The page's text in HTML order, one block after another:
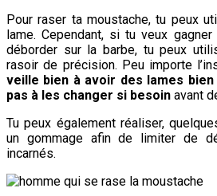
Pour raser ta moustache, tu peux
lame. Cependant, si tu veux
déborder sur la barbe, tu peux
rasoir de précision. Peu importe
veille bien à avoir des lames bien
pas à les changer si besoin avant
Tu peux également réaliser,
un gommage afin de limiter de
incarnés.